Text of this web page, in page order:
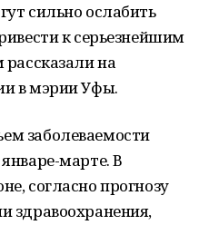
сильно ослабить
к серьезнейшим
на
в мэрии Уфы.
заболеваемости
марте. В
согласно прогнозу
здравоохранения,